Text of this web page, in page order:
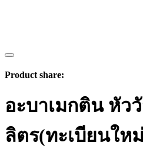
Product share:
อะบาเมกติน หัว
ลิตร(ทะเบียนให